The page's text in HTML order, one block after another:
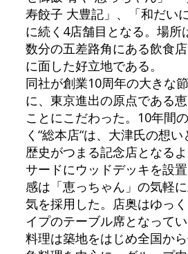
寿餃子 大豊記」、「和だい
に続く4店舗目となる。場所
数分の五差路角にある飲食
に面した好立地である。
同社が創業10周年の大きな
に、東京進出の原点である
ことにこだわった。10年間
く“総本店“は、大津氏の想
歴史がつまる記念店となる
サードにウッドデッキを設
感は「恵っちゃん」の気軽
気を採用した。店奥はゆっ
イプのテーブル席となってい
料理は築地をはじめ全国か